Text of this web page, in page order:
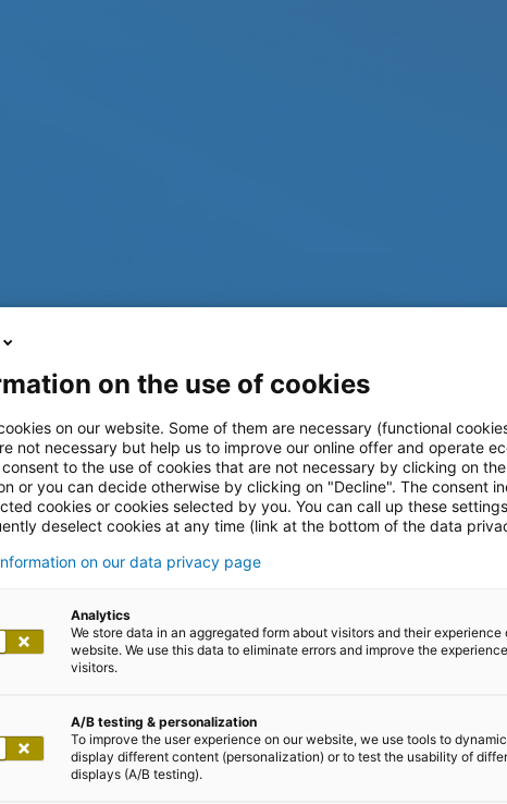
on the use of cookies
on our website. Some of them are necessary (functional
not necessary but help us to improve our online offer and operate
consent to the use of cookies that are not necessary by clicking on
or you can decide otherwise by clicking on "Decline". The consent
cookies or cookies selected by you. You can call up these
deselect cookies at any time (link at the bottom of the data
on our data privacy page
Analytics
We store data in an aggregated form about visitors and their experience
website. We use this data to eliminate errors and improve the
visitors.
A/B testing & personalization
To improve the user experience on our website, we use tools to
display different content (personalization) or to test the usability of
displays (A/B testing).